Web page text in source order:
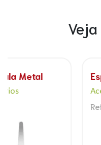
Veja
Espátula Metal
Acessórios